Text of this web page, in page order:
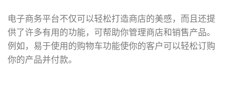
电子商务平台不仅可以轻松打造商店的美感，而且还提
供了许多有用的功能，可帮助你管理商店和销售产品。
例如，易于使用的购物车功能使你的客户可以轻松订购
你的产品并付款。